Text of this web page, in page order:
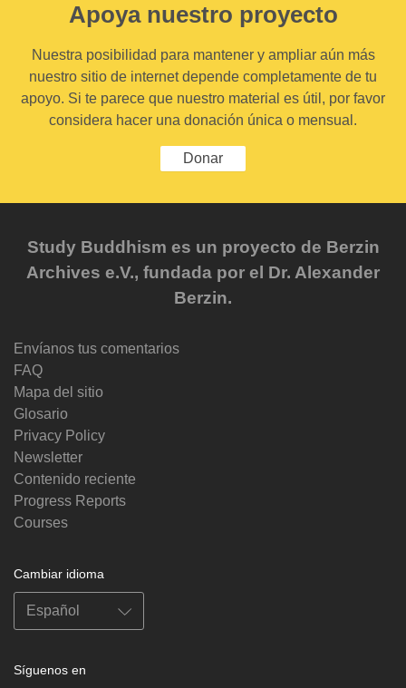
Apoya nuestro proyecto
Nuestra posibilidad para mantener y ampliar aún más
nuestro sitio de internet depende completamente de tu
apoyo. Si te parece que nuestro material es útil, por favor
considera hacer una donación única o mensual.
Donar
Study Buddhism es un proyecto de Berzin
Archives e.V., fundada por el Dr. Alexander
Berzin.
Envíanos tus comentarios
FAQ
Mapa del sitio
Glosario
Privacy Policy
Newsletter
Contenido reciente
Progress Reports
Courses
Cambiar idioma
Síguenos en